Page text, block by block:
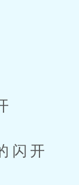
闪开